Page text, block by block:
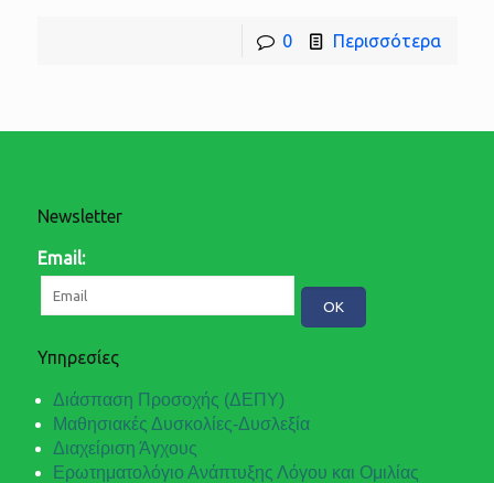
0 Περισσότερα
Newsletter
Email:
Υπηρεσίες
Διάσπαση Προσοχής (ΔΕΠΥ)
Μαθησιακές Δυσκολίες-Δυσλεξία
Διαχείριση Άγχους
Ερωτηματολόγιο Ανάπτυξης Λόγου και Ομιλίας